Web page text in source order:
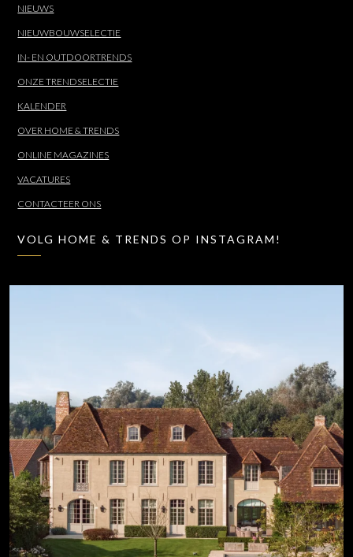
NIEUWS
NIEUWBOUWSELECTIE
IN- EN OUTDOORTRENDS
ONZE TRENDSELECTIE
KALENDER
OVER HOME & TRENDS
ONLINE MAGAZINES
VACATURES
CONTACTEER ONS
VOLG HOME & TRENDS OP INSTAGRAM!